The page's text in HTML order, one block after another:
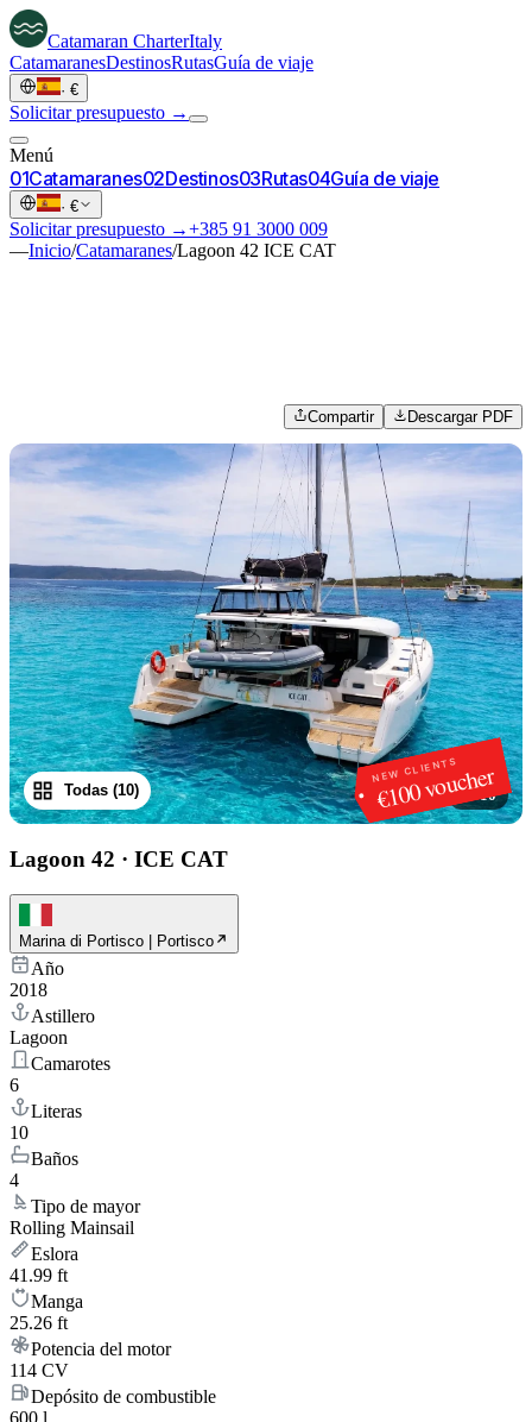
Catamaran CharterItaly
CatamaranesDestinosRutasGuía de viaje
· €
Solicitar presupuesto →
Menú
01Catamaranes02Destinos03Rutas04Guía de viaje
· €
Solicitar presupuesto →+385 91 3000 009
—Inicio/Catamaranes/Lagoon 42 ICE CAT
Compartir Descargar PDF
NEW CLIENTS
€100 voucher
1/10
Todas (10)
Lagoon 42 · ICE CAT
Marina di Portisco | Portisco
Año
2018
Astillero
Lagoon
Camarotes
6
Literas
10
Baños
4
Tipo de mayor
Rolling Mainsail
Eslora
41.99 ft
Manga
25.26 ft
Potencia del motor
114 CV
Depósito de combustible